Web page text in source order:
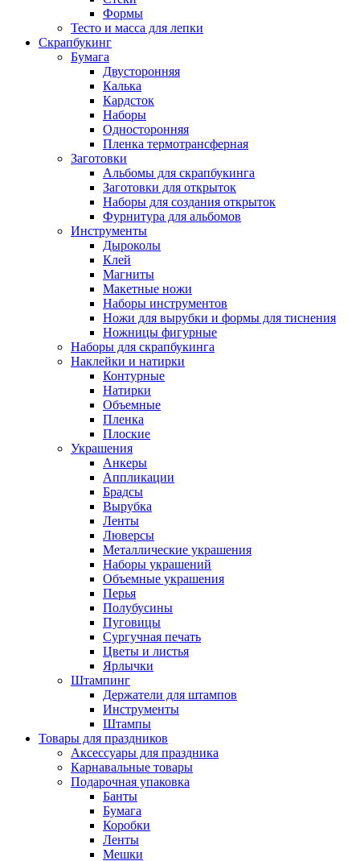
Формы
Тесто и масса для лепки
Скрапбукинг
Бумага
Двусторонняя
Калька
Кардсток
Наборы
Односторонняя
Пленка термотрансферная
Заготовки
Альбомы для скрапбукинга
Заготовки для открыток
Наборы для создания открыток
Фурнитура для альбомов
Инструменты
Дыроколы
Клей
Магниты
Макетные ножи
Наборы инструментов
Ножи для вырубки и формы для тиснения
Ножницы фигурные
Наборы для скрапбукинга
Наклейки и натирки
Контурные
Натирки
Объемные
Пленка
Плоские
Украшения
Анкеры
Аппликации
Брадсы
Вырубка
Ленты
Люверсы
Металлические украшения
Наборы украшений
Объемные украшения
Перья
Полубусины
Пуговицы
Сургучная печать
Цветы и листья
Ярлычки
Штампинг
Держатели для штампов
Инструменты
Штампы
Товары для праздников
Аксессуары для праздника
Карнавальные товары
Подарочная упаковка
Банты
Бумага
Коробки
Ленты
Мешки